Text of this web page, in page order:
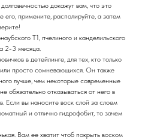
докажут вам, что это
его, примените, располируйте, а затем
T1, пчелиного и канделильского
2-3 месяца.
в детейлинге, для тех, кто только
просто сомневающихся. Он также
лучше, чем некоторые современные
обязательно отказываться от него в
Если вы наносите воск слой за слоем
и отлично гидрофобит, то зачем
Вам ее хватит чтоб покрыть воском